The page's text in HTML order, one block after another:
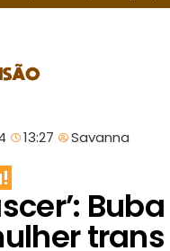
13:27 Savanna